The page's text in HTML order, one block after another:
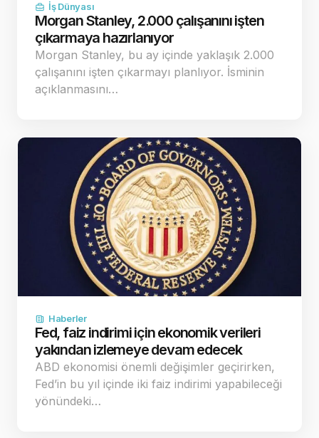
İş Dünyası
Morgan Stanley, 2.000 çalışanını işten
çıkarmaya hazırlanıyor
Morgan Stanley, bu ay içinde yaklaşık 2.000
çalışanını işten çıkarmayı planlıyor. İsminin
açıklanmasını…
Haberler
Fed, faiz indirimi için ekonomik verileri
yakından izlemeye devam edecek
ABD ekonomisi önemli değişimler geçirirken,
Fed’in bu yıl içinde iki faiz indirimi yapabileceği
yönündeki…